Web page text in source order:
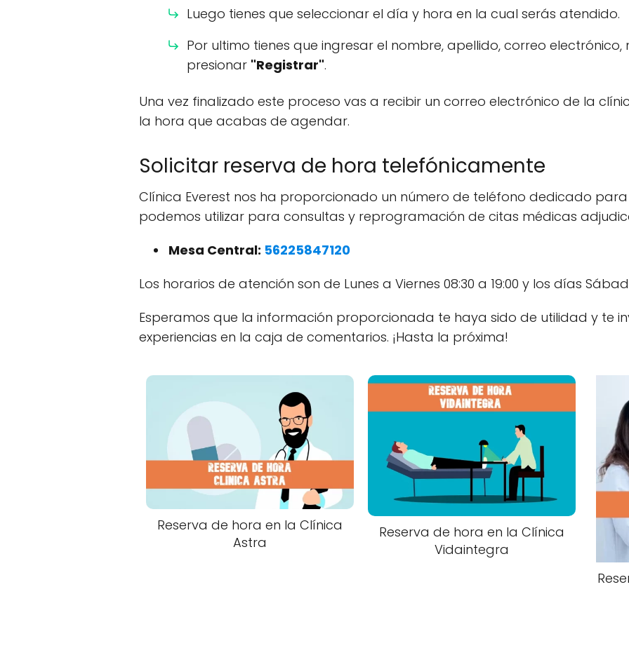
Luego tienes que seleccionar el día y hora en la cual serás atendido.
Por ultimo tienes que ingresar el nombre, apellido, correo
presionar "Registrar".
Una vez finalizado este proceso vas a recibir un correo electrónico de la
la hora que acabas de agendar.
Solicitar reserva de hora telefónicamente
Clínica Everest nos ha proporcionado un número de teléfono dedicado
podemos utilizar para consultas y reprogramación de citas médicas
Mesa Central: 56225847120
Los horarios de atención son de Lunes a Viernes 08:30 a 19:00 y los días
Esperamos que la información proporcionada te haya sido de utilidad y te
experiencias en la caja de comentarios. ¡Hasta la próxima!
Reserva de hora en la Clínica
Astra
Reserva de hora en la Clínica
Vidaintegra